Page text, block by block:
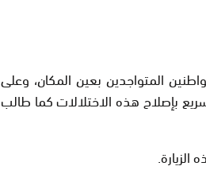
المتواجدين بعين المكان، وعلى
بإصلاح هذه الاختلالات كما طالب